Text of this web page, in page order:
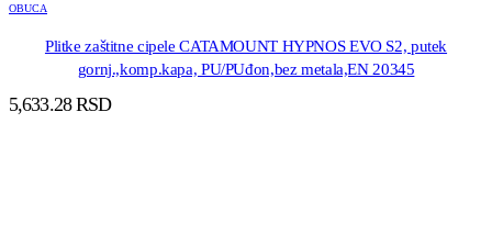
OBUCA
Plitke zaštitne cipele CATAMOUNT HYPNOS EVO S2, putek
gornj.,komp.kapa, PU/PUđon,bez metala,EN 20345
5,633.28RSD